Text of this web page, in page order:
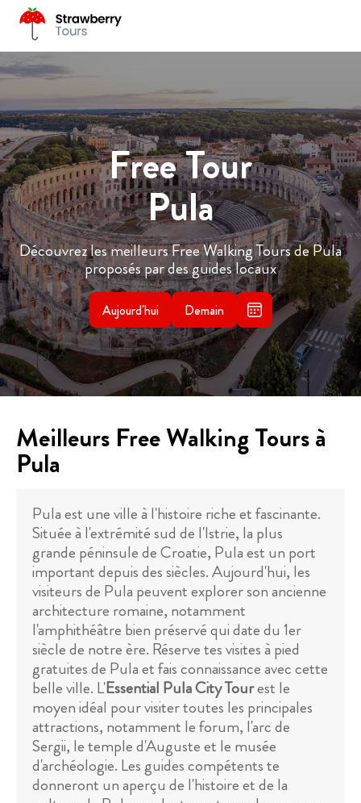
Free Tour
Pula
Découvrez les meilleurs Free Walking Tours de Pula
proposés par des guides locaux
Aujourd'hui Demain
Meilleurs Free Walking Tours à
Pula
Pula est une ville à l'histoire riche et fascinante.
Située à l'extrémité sud de l'Istrie, la plus
grande péninsule de Croatie, Pula est un port
important depuis des siècles. Aujourd'hui, les
visiteurs de Pula peuvent explorer son ancienne
architecture romaine, notamment
l'amphithéâtre bien préservé qui date du 1er
siècle de notre ère. Réserve tes visites à pied
gratuites de Pula et fais connaissance avec cette
belle ville. L'Essential Pula City Tourest le
moyen idéal pour visiter toutes les principales
attractions, notamment le forum, l'arc de
Sergii, le temple d'Auguste et le musée
d'archéologie. Les guides compétents te
donneront un aperçu de l'histoire et de la